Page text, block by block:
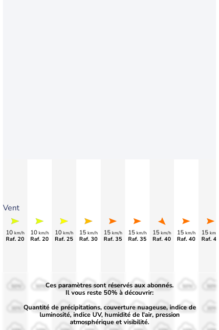
Vent
10 km/h
Raf. 20
10 km/h
Raf. 20
10 km/h
Raf. 25
15 km/h
Raf. 30
15 km/h
Raf. 35
15 km/h
Raf. 35
15 km/h
Raf. 40
15 km/h
Raf. 40
15 km/
Raf.
50%
30%
50%
30%
50%
30%
50%
30%
50%
30%
50%
30%
50%
30%
Ces paramètres sont réservés aux abonnés.
Il vous reste 50% à découvrir:
Quantité de précipitations, couverture nuageuse, indice de
luminosité, indice UV, humidité de l'air, pression
atmosphérique et visibilité.